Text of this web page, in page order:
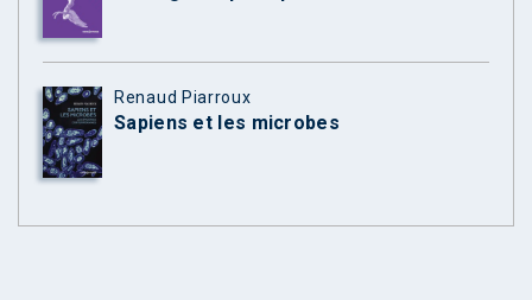
Renaud Piarroux
Sapiens et les microbes